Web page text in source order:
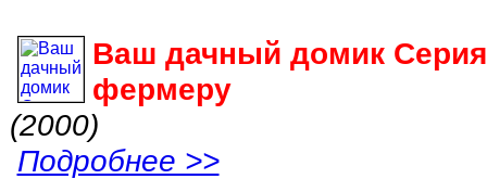
Ваш дачный домик
фермеру
(2000)
Подробнее >>